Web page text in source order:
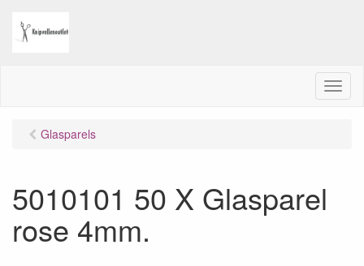
M
e
Glasparels
5010101 50 X Glasparel
rose 4mm.